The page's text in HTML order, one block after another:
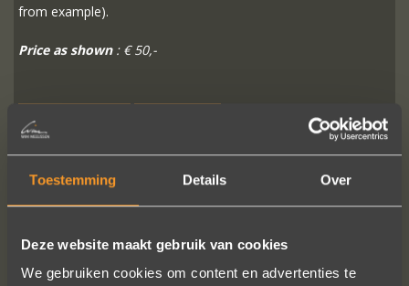
Toestemming Details Over
Deze website maakt gebruik van cookies
We gebruiken cookies om content en advertenties te
from example).
Price as shown: € 50,-
READ MORE